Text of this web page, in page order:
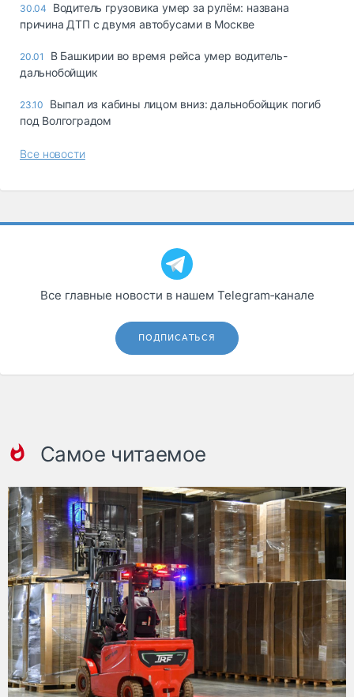
30.04
Водитель грузовика умер за рулём: названа
причина ДТП с двумя автобусами в Москве
20.01
В Башкирии во время рейса умер водитель-
дальнобойщик
23.10
Выпал из кабины лицом вниз: дальнобойщик погиб
под Волгоградом
Все новости
Все главные новости в нашем Telegram‑канале
ПОДПИСАТЬСЯ
Самое читаемое